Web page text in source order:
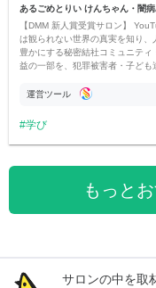
あるごめとりい けんちゃん・闇
【DMM 新人賞受賞サロン】
は観られない世界の真実を知り、
豊かにする秘密結社コミュニテ
益の一部を、犯罪被害者・子ども
す運営ツール
学び
もっと
サロンの中を取